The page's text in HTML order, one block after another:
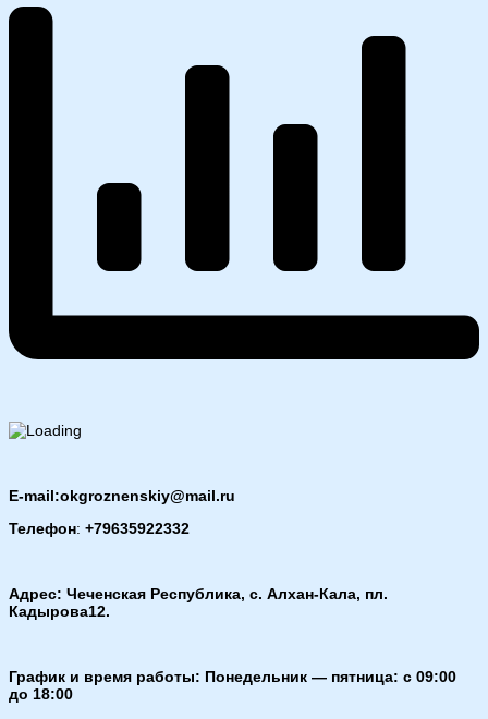
E-mail:okgroznenskiy@mail.ru
Телефон: +79635922332
Адрес: Чеченская Республика, с. Алхан-Кала, пл.
Кадырова12.
График и время работы: Понедельник — пятница: с 09:00
до 18:00